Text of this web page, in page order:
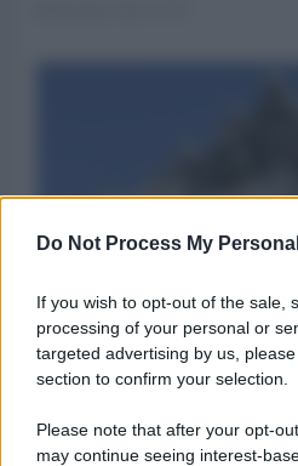
Do Not Process My
If you wish to opt-out of the sale,
processing of your personal or
targeted advertising by us,
section to confirm your selection.
Please note that after your opt-
may continue seeing interest-
I burocrati di Bruxelles
strumento di tortura